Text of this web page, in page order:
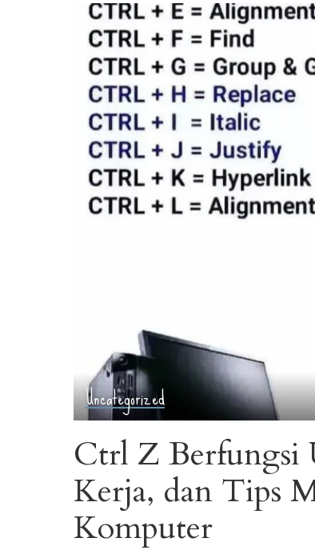
Uncategorized
Ctrl Z Berfungsi
Kerja, dan Tips
Komputer